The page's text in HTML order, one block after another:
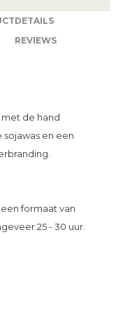
REVIEWS
de hand
en een
formaat van
25 - 30 uur.